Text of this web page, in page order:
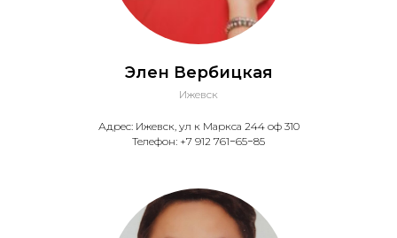
Элен Вербицкая
Ижевск
Адрес: Ижевск, ул к Маркса 244 оф 310
Телефон: +7 912 761−65−85